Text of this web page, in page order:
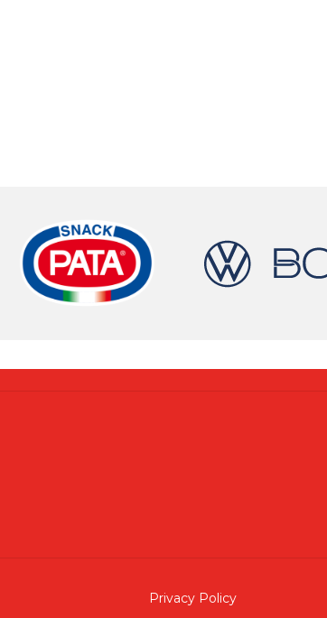
Privacy Policy